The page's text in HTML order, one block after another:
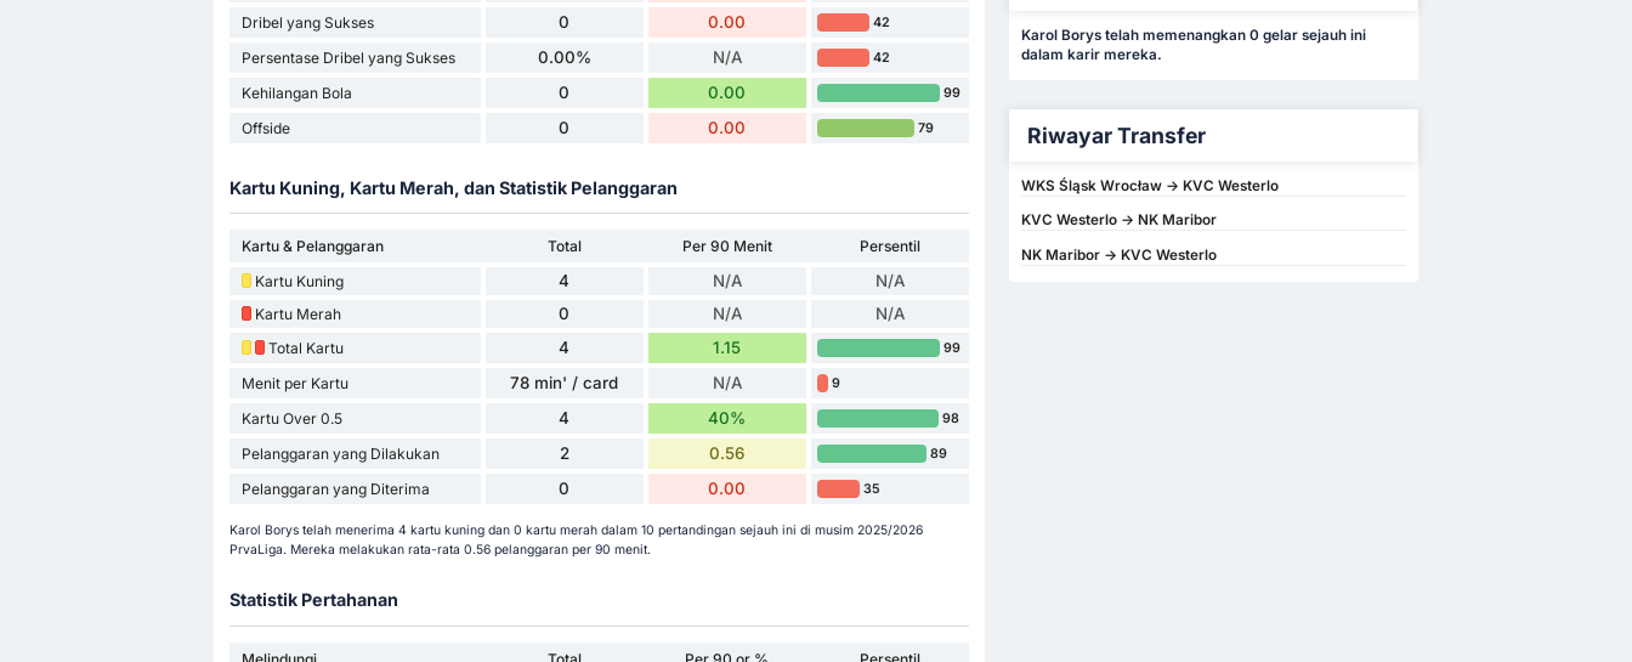
Dribel yang Sukses 0 0.00 42
Persentase Dribel yang Sukses 0.00% N/A 42
Kehilangan Bola 0 0.00 99
Offside 0 0.00 79
Kartu Kuning, Kartu Merah, dan Statistik Pelanggaran
Kartu & Pelanggaran Total Per 90 Menit
Persentil
Kartu Kuning
4 N/A N/A
Kartu Merah 0 N/A N/A
Total Kartu 4 1.15 99
Menit per Kartu 78 min' / card N/A 9
Kartu Over 0.5 4 40% 98
Pelanggaran yang Dilakukan 2 0.56 89
Pelanggaran yang Diterima 0 0.00 35
Karol Borys telah menerima 4 kartu kuning dan 0 kartu merah dalam 10 pertandingan sejauh ini di musim 2025/2026
PrvaLiga. Mereka melakukan rata-rata 0.56 pelanggaran per 90 menit.
Statistik Pertahanan
Karol Borys telah memenangkan 0 gelar sejauh ini
dalam karir mereka.
Riwayar Transfer
WKS Śląsk Wrocław -> KVC Westerlo
KVC Westerlo -> NK Maribor
NK Maribor -> KVC Westerlo